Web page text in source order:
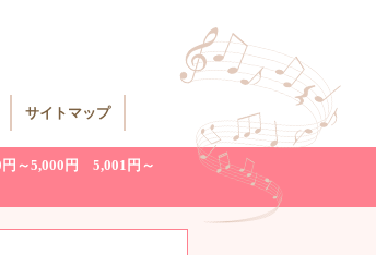
サイトマップ
～5,000円
5,001円～